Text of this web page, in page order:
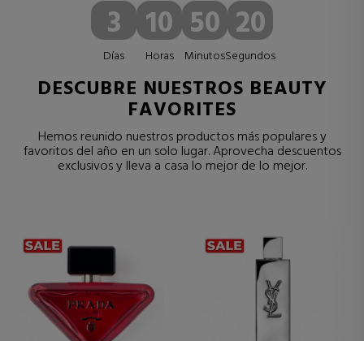
3
Días
10
Horas
50
Minutos
20
Segundos
DESCUBRE NUESTROS BEAUTY
FAVORITES
Hemos reunido nuestros productos más populares y
favoritos del año en un solo lugar. Aprovecha descuentos
exclusivos y lleva a casa lo mejor de lo mejor.